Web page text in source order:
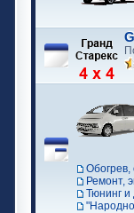
Обогрев,
Ремонт,
Тюнинг и